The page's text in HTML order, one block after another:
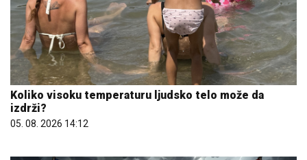
Koliko visoku temperaturu ljudsko telo može da
izdrži?
05. 08. 2026 14:12